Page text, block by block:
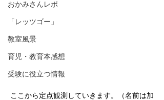
おかみさんレポ
「レッツゴー」
教室風景
育児・教育本感想
受験に役立つ情報
ここから定点観測していきます。（名前は加